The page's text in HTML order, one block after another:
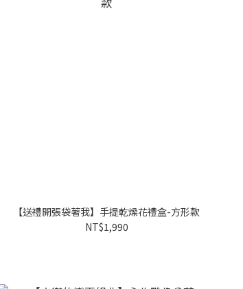
【送禮開張袋著我】手提乾燥花禮盒-方形款
NT$1,990